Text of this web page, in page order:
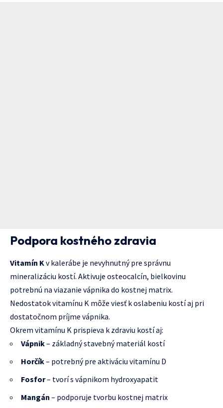
Podpora kostného zdravia
Vitamín Kv kalerábe je nevyhnutný pre správnu
mineralizáciu kostí. Aktivuje osteocalcín, bielkovinu
potrebnú na viazanie vápnika do kostnej matrix.
Nedostatok vitamínu K môže viesť k oslabeniu kostí aj pri
dostatočnom príjme vápnika.
Okrem vitamínu K prispieva k zdraviu kostí aj:
Vápnik– základný stavebný materiál kostí
Horčík– potrebný pre aktiváciu vitamínu D
Fosfor– tvorí s vápnikom hydroxyapatit
Mangán – podporuje tvorbu kostnej matrix